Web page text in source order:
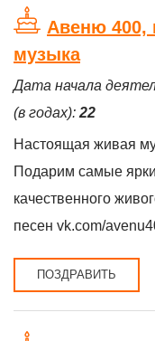
Авеню 400,
музыка
Дата начала
(в годах): 22
Настоящая живая
Подарим самые
качественного
песен vk.com/
ПОЗДРАВИТЬ